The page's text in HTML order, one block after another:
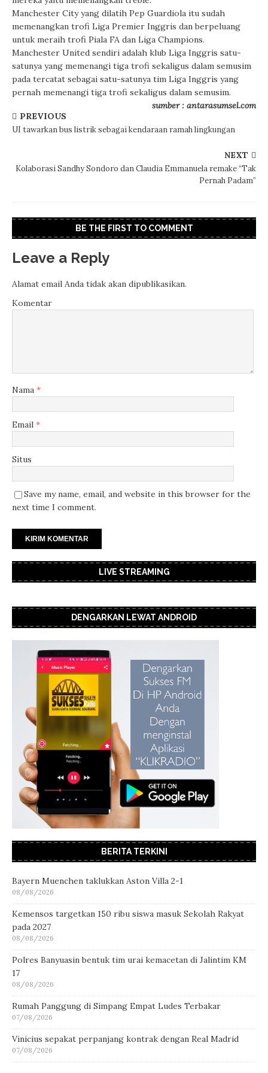
Manchester City yang dilatih Pep Guardiola itu sudah
memenangkan trofi Liga Premier Inggris dan berpeluang
untuk meraih trofi Piala FA dan Liga Champions.
Manchester United sendiri adalah klub Liga Inggris satu-
satunya yang memenangi tiga trofi sekaligus dalam semusim
pada tercatat sebagai satu-satunya tim Liga Inggris yang
pernah memenangi tiga trofi sekaligus dalam semusim.
sumber : antarasumsel.com
PREVIOUS
UI tawarkan bus listrik sebagai kendaraan ramah lingkungan
NEXT
Kolaborasi Sandhy Sondoro dan Claudia Emmanuela remake “Tak
Pernah Padam”
BE THE FIRST TO COMMENT
Leave a Reply
Alamat email Anda tidak akan dipublikasikan.
Komentar
Nama *
Email *
Situs
Save my name, email, and website in this browser for the
next time I comment.
LIVE STREAMING
DENGARKAN LEWAT ANDROID
BERITA TERKINI
Bayern Muenchen taklukkan Aston Villa 2-1
08/08/2026
Kemensos targetkan 150 ribu siswa masuk Sekolah Rakyat
pada 2027
08/08/2026
Polres Banyuasin bentuk tim urai kemacetan di Jalintim KM
17
08/08/2026
Rumah Panggung di Simpang Empat Ludes Terbakar
07/08/2026
Vinicius sepakat perpanjang kontrak dengan Real Madrid
07/08/2026